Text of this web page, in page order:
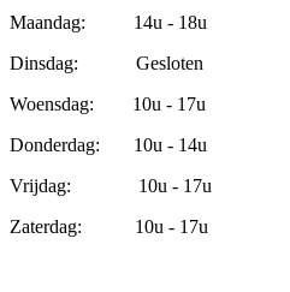
Maandag: 14u - 18u
Dinsdag: Gesloten
Woensdag: 10u - 17u
Donderdag: 10u - 14u
Vrijdag: 10u - 17u
Zaterdag: 10u - 17u